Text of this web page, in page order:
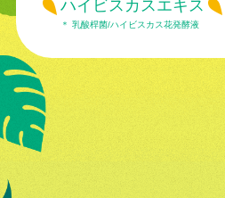
ハイビスカスエキス
＊ 乳酸桿菌/ハイビスカス花発酵液